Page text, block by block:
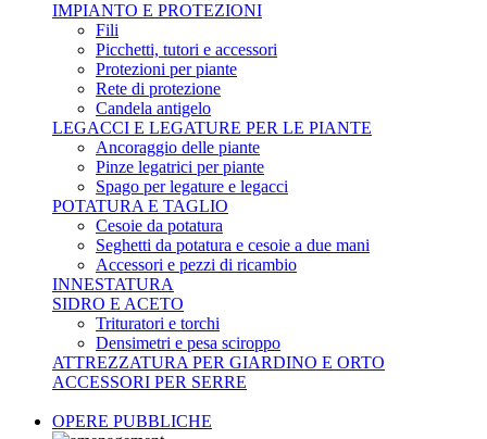
IMPIANTO E PROTEZIONI
Fili
Picchetti, tutori e accessori
Protezioni per piante
Rete di protezione
Candela antigelo
LEGACCI E LEGATURE PER LE PIANTE
Ancoraggio delle piante
Pinze legatrici per piante
Spago per legature e legacci
POTATURA E TAGLIO
Cesoie da potatura
Seghetti da potatura e cesoie a due mani
Accessori e pezzi di ricambio
INNESTATURA
SIDRO E ACETO
Trituratori e torchi
Densimetri e pesa sciroppo
ATTREZZATURA PER GIARDINO E ORTO
ACCESSORI PER SERRE
OPERE PUBBLICHE